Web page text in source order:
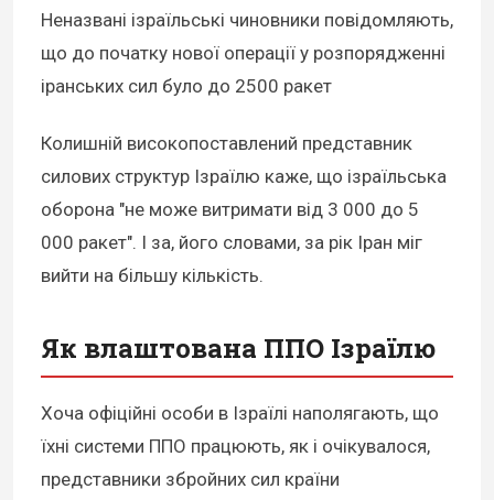
Неназвані ізраїльські чиновники повідомляють,
що до початку нової операції у розпорядженні
іранських сил було до 2500 ракет
Колишній високопоставлений представник
силових структур Ізраїлю каже, що ізраїльська
оборона "не може витримати від 3 000 до 5
000 ракет". І за, його словами, за рік Іран міг
вийти на більшу кількість.
Як влаштована ППО Ізраїлю
Хоча офіційні особи в Ізраїлі наполягають, що
їхні системи ППО працюють, як і очікувалося,
представники збройних сил країни